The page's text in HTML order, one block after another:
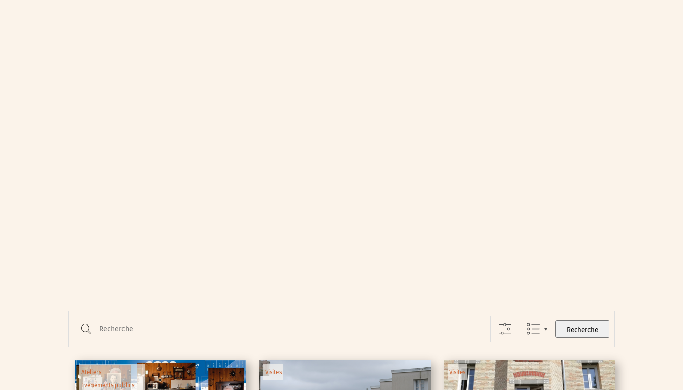
Recherche
Cycle de rencontres
Expositions
Œuvre collective/participative
Parcours en autonomie
Ateliers
Evenements publics
Visites Visites